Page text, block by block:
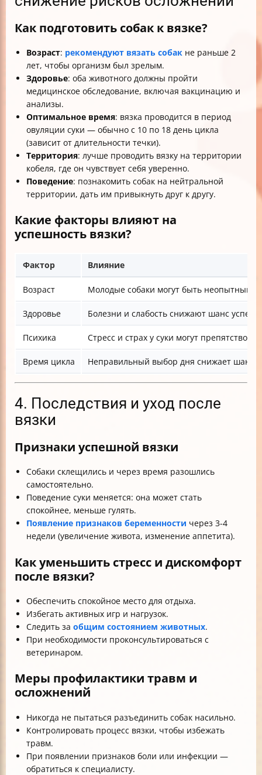
Как подготовить собак к вязке?
Возраст: рекомендуют вязать собак не раньше 2
лет, чтобы организм был зрелым.
Здоровье: оба животного должны пройти
медицинское обследование, включая вакцинацию и
анализы.
Оптимальное время: вязка проводится в период
овуляции суки — обычно с 10 по 18 день цикла
(зависит от длительности течки).
Территория: лучше проводить вязку на территории
кобеля, где он чувствует себя уверенно.
Поведение: познакомить собак на нейтральной
территории, дать им привыкнуть друг к другу.
Какие факторы влияют на
успешность вязки?
Фактор Влияние
Возраст Молодые собаки могут быть
Здоровье Болезни и слабость снижают шанс
Психика Стресс и страх у суки могут
Время цикла Неправильный выбор дня снижает шансы
4. Последствия и уход после
вязки
Признаки успешной вязки
Собаки склещились и через время разошлись
самостоятельно.
Поведение суки меняется: она может стать
спокойнее, меньше гулять.
Появление признаков беременности через 3-4
недели (увеличение живота, изменение аппетита).
Как уменьшить стресс и дискомфорт
после вязки?
Обеспечить спокойное место для отдыха.
Избегать активных игр и нагрузок.
Следить за общим состоянием животных.
При необходимости проконсультироваться с
ветеринаром.
Меры профилактики травм и
осложнений
Никогда не пытаться разъединить собак насильно.
Контролировать процесс вязки, чтобы избежать
травм.
При появлении признаков боли или инфекции —
обратиться к специалисту.